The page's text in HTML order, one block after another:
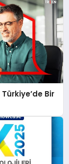
Bir